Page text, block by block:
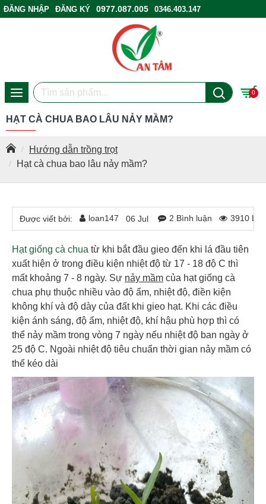
ĐĂNG NHẬP ĐĂNG KÝ 0977.087.005
0346.403.147
0
Hướng dẫn trồng trọt
Hạt cà chua bao lâu nảy mầm?
HẠT CÀ CHUA BAO LÂU NẢY MẦM?
Được viết bởi: loan147 06 Jul 2 Bình luận 3910
Hạt giống cà chua từ khi bắt đầu gieo đến khi lá đầu tiên
xuất hiện ở trong điều kiện nhiệt độ từ 17 - 18 độ C thì
mất khoảng 7 - 8 ngày. Sự nảy mầm của hạt giống cà
chua phụ thuộc nhiều vào độ ẩm, nhiệt độ, điền kiện
không khí và độ dày của đất khi gieo hạt. Khi các điều
kiện ánh sáng, độ ẩm, nhiệt độ, khí hậu phù hợp thì có
thể nảy mầm trong vòng 7 ngày nếu nhiệt độ ban ngày ở
25 độ C. Ngoài nhiệt độ tiêu chuẩn thời gian nảy mầm có
thể kéo dài